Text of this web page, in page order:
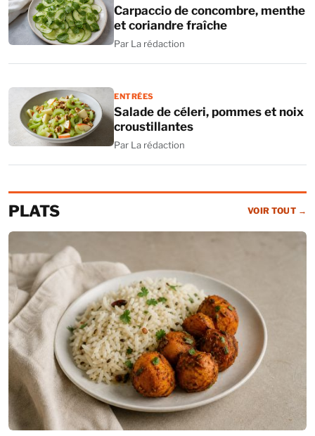
Carpaccio de concombre, menthe
et coriandre fraîche
Par La rédaction
ENTRÉES
Salade de céleri, pommes et noix
croustillantes
Par La rédaction
PLATS VOIR TOUT →